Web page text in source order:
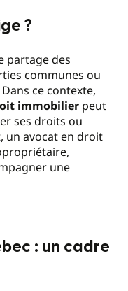
?
partage des
communes ou
ce contexte,
immobilier peut
ses droits ou
un avocat en droit
une
: un cadre